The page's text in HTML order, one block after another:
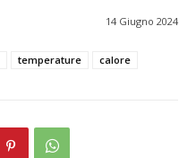
14 Giugno 2024
temperature calore